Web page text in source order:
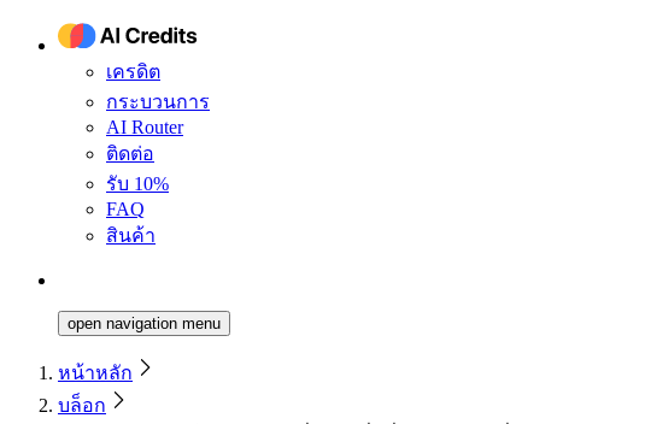
เครดิต
กระบวนการ
AI Router
ติดต่อ
รับ 10%
FAQ
สินค้า
open navigation menu
หน้าหลัก
บล็อก